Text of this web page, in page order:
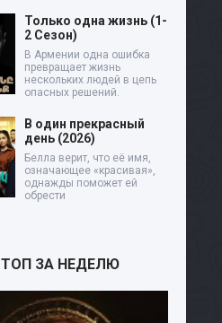
Только одна жизнь (1-
2 Сезон)
В Армении одна ошибка
превращает жизнь
нескольких людей в цепь
опасных решений.
В один прекрасный
день (2026)
Белла верит, что её имя,
означающее «красивая»,
однажды поможет ей
обрести
ТОП ЗА НЕДЕЛЮ